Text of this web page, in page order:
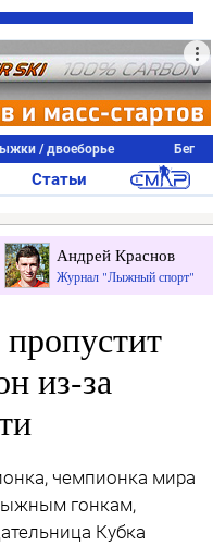
/ двоеборье Бег
Статьи
Андрей Краснов
Журнал "Лыжный спорт"
из-за
чемпионка мира
гонкам,
Кубка